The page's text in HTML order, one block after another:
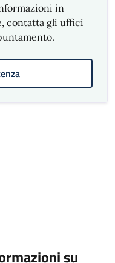
in
contatta gli uffici